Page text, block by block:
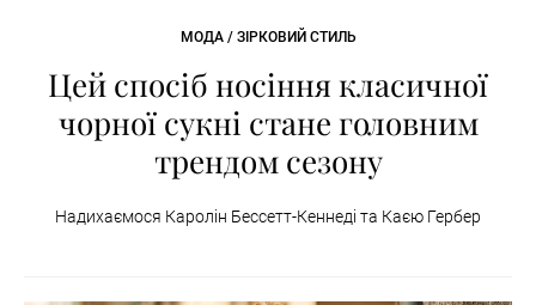
МОДА / ЗІРКОВИЙ СТИЛЬ
Цей спосіб носіння класичної
чорної сукні стане головним
трендом сезону
Надихаємося Каролін Бессетт-Кеннеді та Каєю Гербер